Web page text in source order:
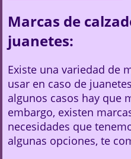
Marcas de
juanetes:
Existe una variedad de
usar en caso de
algunos casos hay que
embargo, existen
necesidades que
algunas opciones, te